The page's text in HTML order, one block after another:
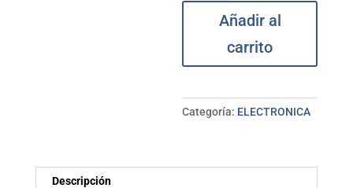
Añadir al
carrito
Categoría: ELECTRONICA
Descripción